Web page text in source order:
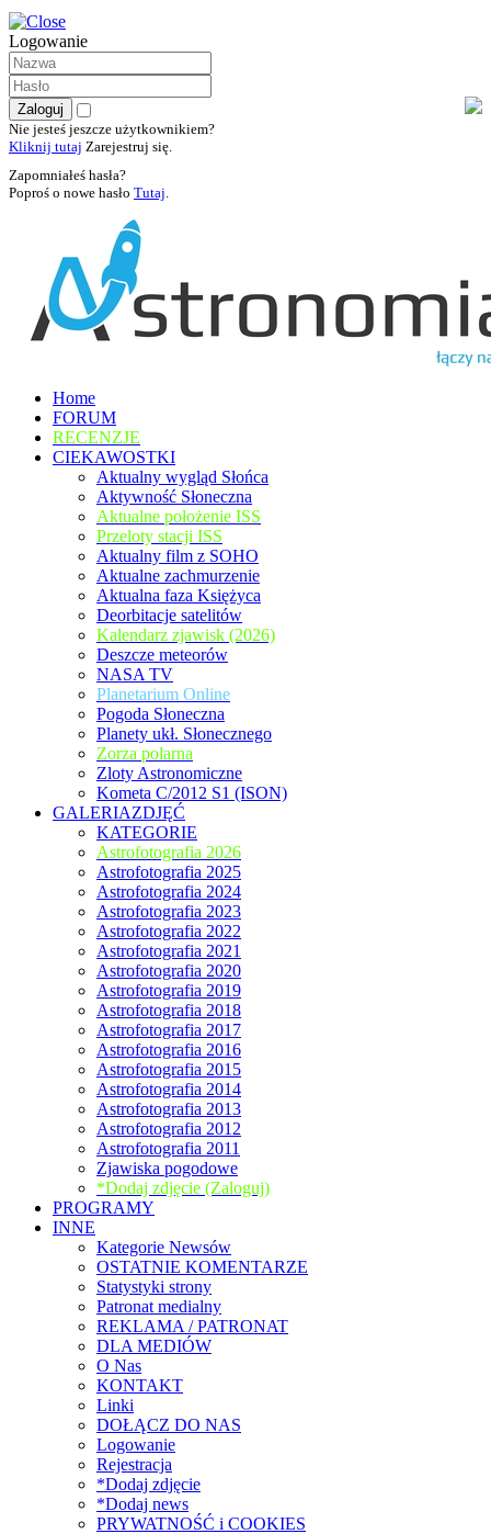
Logowanie
Nie jesteś jeszcze użytkownikiem?
Kliknij tutaj Zarejestruj się.
Zapomniałeś hasła?
Poproś o nowe hasło Tutaj.
Home
FORUM
RECENZJE
CIEKAWOSTKI
Aktualny wygląd Słońca
Aktywność Słoneczna
Aktualne położenie ISS
Przeloty stacji ISS
Aktualny film z SOHO
Aktualne zachmurzenie
Aktualna faza Księżyca
Deorbitacje satelitów
Kalendarz zjawisk (2026)
Deszcze meteorów
NASA TV
Planetarium Online
Pogoda Słoneczna
Planety ukł. Słonecznego
Zorza polarna
Zloty Astronomiczne
Kometa C/2012 S1 (ISON)
GALERIAZDJĘĆ
KATEGORIE
Astrofotografia 2026
Astrofotografia 2025
Astrofotografia 2024
Astrofotografia 2023
Astrofotografia 2022
Astrofotografia 2021
Astrofotografia 2020
Astrofotografia 2019
Astrofotografia 2018
Astrofotografia 2017
Astrofotografia 2016
Astrofotografia 2015
Astrofotografia 2014
Astrofotografia 2013
Astrofotografia 2012
Astrofotografia 2011
Zjawiska pogodowe
*Dodaj zdjęcie (Zaloguj)
PROGRAMY
INNE
Kategorie Newsów
OSTATNIE KOMENTARZE
Statystyki strony
Patronat medialny
REKLAMA / PATRONAT
DLA MEDIÓW
O Nas
KONTAKT
Linki
DOŁĄCZ DO NAS
Logowanie
Rejestracja
*Dodaj zdjęcie
*Dodaj news
PRYWATNOŚĆ i COOKIES